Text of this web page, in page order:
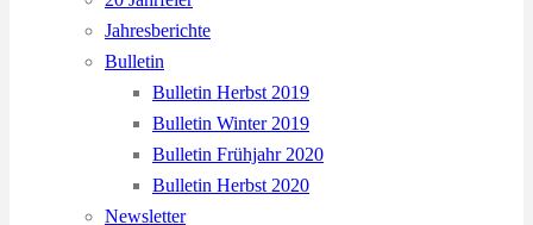
Jahresberichte
Bulletin
Bulletin Herbst 2019
Bulletin Winter 2019
Bulletin Frühjahr 2020
Bulletin Herbst 2020
Newsletter